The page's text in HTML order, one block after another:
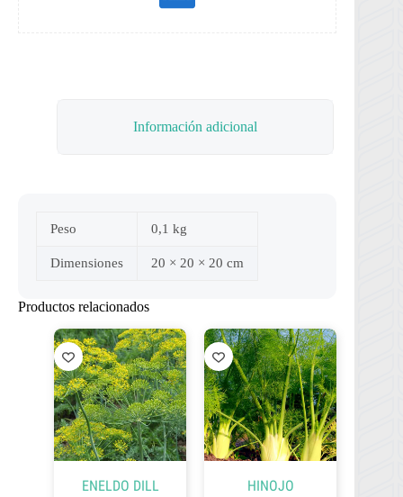
Información adicional
Peso 0,1 kg
Dimensiones 20 × 20 × 20 cm
Productos relacionados
ENELDO DILL
HINOJO